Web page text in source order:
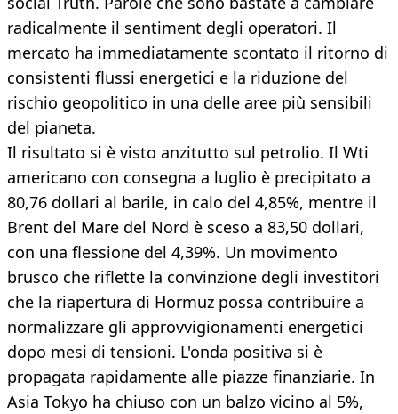
radicalmente il sentiment degli operatori. Il
mercato ha immediatamente scontato il ritorno di
consistenti flussi energetici e la riduzione del
rischio geopolitico in una delle aree più sensibili
del pianeta.
Il risultato si è visto anzitutto sul petrolio. Il Wti
americano con consegna a luglio è precipitato a
80,76 dollari al barile, in calo del 4,85%, mentre il
Brent del Mare del Nord è sceso a 83,50 dollari,
con una flessione del 4,39%. Un movimento
brusco che riflette la convinzione degli investitori
che la riapertura di Hormuz possa contribuire a
normalizzare gli approvvigionamenti energetici
dopo mesi di tensioni. L'onda positiva si è
propagata rapidamente alle piazze finanziarie. In
Asia Tokyo ha chiuso con un balzo vicino al 5%,